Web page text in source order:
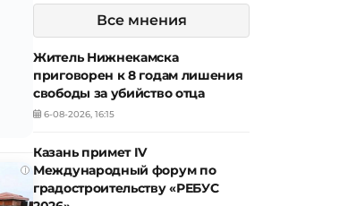
i
Все мнения
Житель Нижнекамска
приговорен к 8 годам лишения
свободы за убийство отца
6-08-2026, 16:15
Казань примет IV
Международный форум по
градостроительству «РЕБУС